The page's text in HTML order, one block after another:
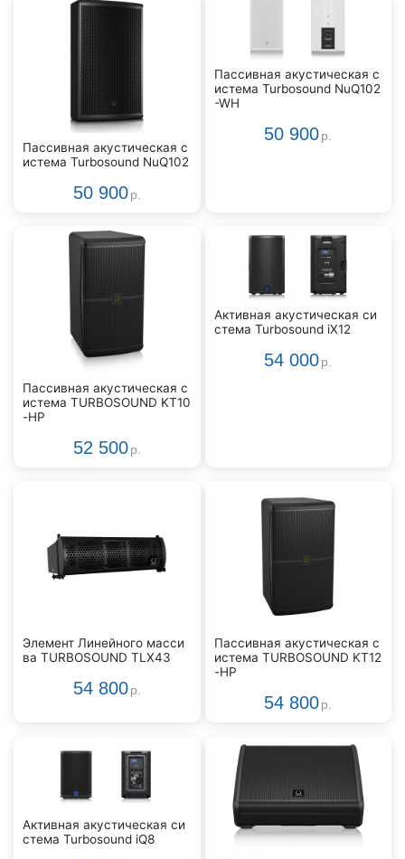
Пассивная акустическая с
истема Turbosound NuQ102
50 900 р.
Пассивная акустическая с
истема Turbosound NuQ102
-WH
50 900 р.
Пассивная акустическая с
истема TURBOSOUND KT10
-HP
52 500 р.
Активная акустическая си
стема Turbosound iX12
54 000 р.
Элемент Линейного масси
ва TURBOSOUND TLX43
54 800 р.
Пассивная акустическая с
истема TURBOSOUND KT12
-HP
54 800 р.
Активная акустическая си
стема Turbosound iQ8